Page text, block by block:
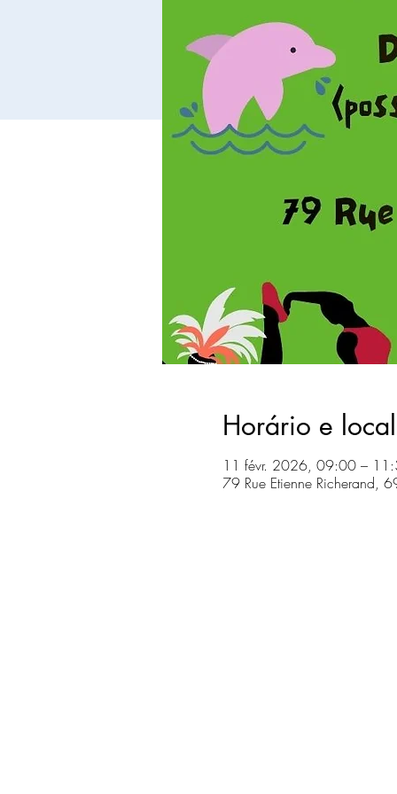
Horário e local
11 févr. 2026, 09:00 –
79 Rue Etienne Richerand,